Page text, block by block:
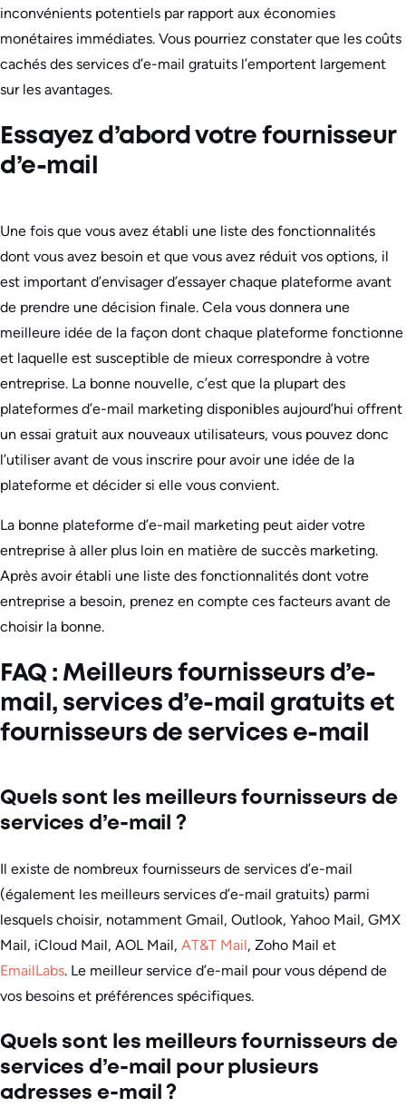
inconvénients potentiels par rapport aux économies
monétaires immédiates. Vous pourriez constater que les coûts
cachés des services d’e-mail gratuits l’emportent largement
sur les avantages.
Essayez d’abord votre fournisseur
d’e-mail
Une fois que vous avez établi une liste des fonctionnalités
dont vous avez besoin et que vous avez réduit vos options, il
est important d’envisager d’essayer chaque plateforme avant
de prendre une décision finale. Cela vous donnera une
meilleure idée de la façon dont chaque plateforme fonctionne
et laquelle est susceptible de mieux correspondre à votre
entreprise. La bonne nouvelle, c’est que la plupart des
plateformes d’e-mail marketing disponibles aujourd’hui offrent
un essai gratuit aux nouveaux utilisateurs, vous pouvez donc
l’utiliser avant de vous inscrire pour avoir une idée de la
plateforme et décider si elle vous convient.
La bonne plateforme d’e-mail marketing peut aider votre
entreprise à aller plus loin en matière de succès marketing.
Après avoir établi une liste des fonctionnalités dont votre
entreprise a besoin, prenez en compte ces facteurs avant de
choisir la bonne.
FAQ : Meilleurs fournisseurs d’e-
mail, services d’e-mail gratuits et
fournisseurs de services e-mail
Quels sont les meilleurs fournisseurs de
services d’e-mail ?
Il existe de nombreux fournisseurs de services d’e-mail
(également les meilleurs services d’e-mail gratuits) parmi
lesquels choisir, notamment Gmail, Outlook, Yahoo Mail, GMX
Mail, iCloud Mail, AOL Mail, AT&T Mail, Zoho Mail et
EmailLabs. Le meilleur service d’e-mail pour vous dépend de
vos besoins et préférences spécifiques.
Quels sont les meilleurs fournisseurs de
services d’e-mail pour plusieurs
adresses e-mail ?